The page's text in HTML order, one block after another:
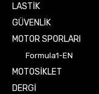
LASTİK
GÜVENLİK
MOTOR SPORLARI
Formula1-EN
MOTOSİKLET
DERGİ